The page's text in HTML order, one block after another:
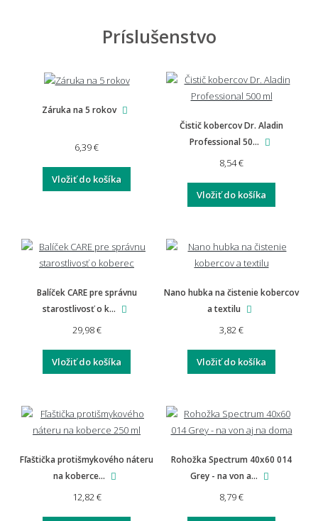
Príslušenstvo
Záruka na 5 rokov
6,39 €
Vložiť do košíka
Čistič kobercov Dr. Aladin
Professional 50...
8,54 €
Vložiť do košíka
Balíček CARE pre správnu
starostlivosť o k...
29,98 €
Vložiť do košíka
Nano hubka na čistenie kobercov
a textilu
3,82 €
Vložiť do košíka
Fľaštička protišmykového náteru
na koberce...
12,82 €
Rohožka Spectrum 40x60 014
Grey - na von a...
8,79 €